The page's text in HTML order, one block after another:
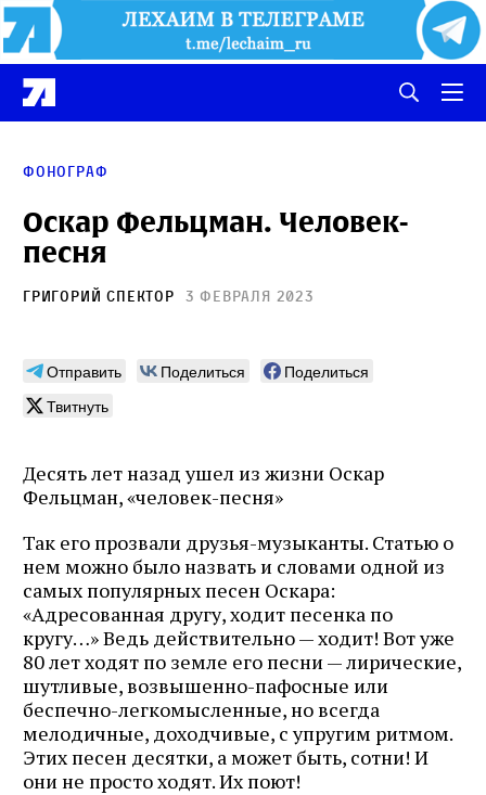
Фонограф
Оскар Фельцман. Человек-
песня
Григорий Спектор 3 февраля 2023
Отправить Поделиться
Поделиться
Твитнуть
Десять лет назад ушел из жизни Оскар
Фельцман,«человек-песня»
Так его прозвали друзья-музыканты. Статью о
нем можно было назвать и словами одной из
самых популярных песен Оскара:
«Адресованная другу, ходит песенка по
кругу…» Ведь действительно — ходит! Вот уже
80 лет ходят по земле его песни — лирические,
шутливые, возвышенно-пафосные или
беспечно-легкомысленные, но всегда
мелодичные, доходчивые, с упругим ритмом.
Этих песен десятки, а может быть, сотни! И
они не просто ходят. Их поют!